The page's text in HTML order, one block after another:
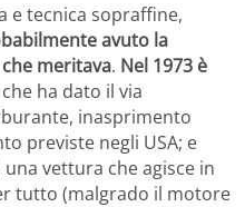
e tecnica sopraffine,
avuto la
meritava. Nel 1973 è
che ha dato il via
inasprimento
previste negli USA; e
una vettura che agisce in
tutto (malgrado il motore